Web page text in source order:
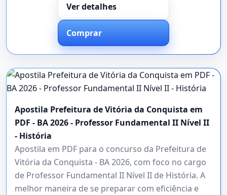
Ver detalhes
Comprar
Apostila Prefeitura de Vitória da Conquista em
PDF - BA 2026 - Professor Fundamental II Nível II
- História
Apostila em PDF para o concurso da Prefeitura de
Vitória da Conquista - BA 2026, com foco no cargo
de Professor Fundamental II Nível II de História. A
melhor maneira de se preparar com eficiência e